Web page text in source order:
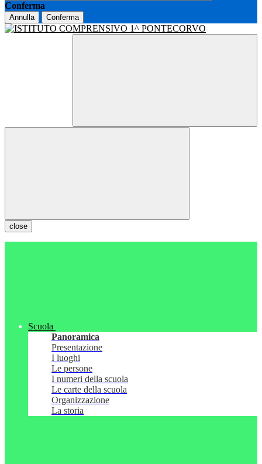
Conferma
Annulla Conferma
close
Scuola
Panoramica
Presentazione
I luoghi
Le persone
I numeri della scuola
Le carte della scuola
Organizzazione
La storia